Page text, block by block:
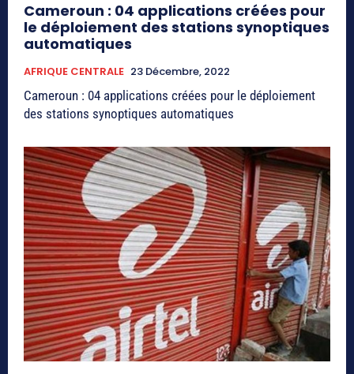
Cameroun : 04 applications créées pour
le déploiement des stations synoptiques
automatiques
AFRIQUE CENTRALE 23 Décembre, 2022
Cameroun : 04 applications créées pour le déploiement
des stations synoptiques automatiques